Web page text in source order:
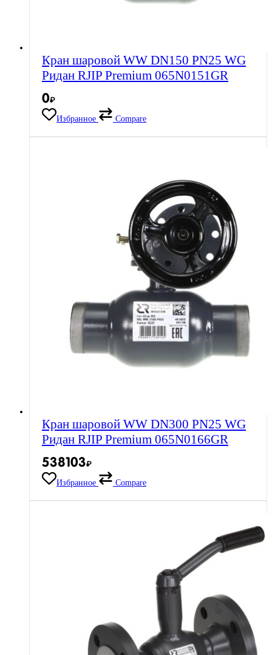
Кран шаровой WW DN150 PN25 WG
Ридан RJIP Premium 065N0151GR
0₽
Избранное Compare
Кран шаровой WW DN300 PN25 WG
Ридан RJIP Premium 065N0166GR
538103₽
Избранное Compare